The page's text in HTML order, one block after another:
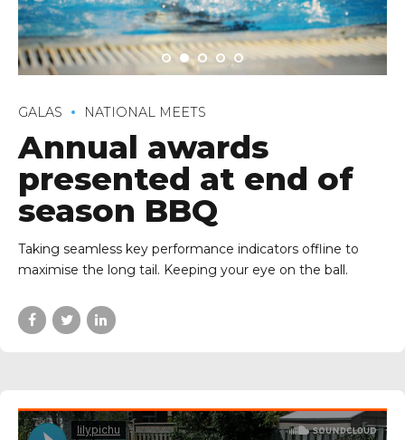
GALAS NATIONAL MEETS
Annual awards
presented at end of
season BBQ
Taking seamless key performance indicators offline to
maximise the long tail. Keeping your eye on the ball.